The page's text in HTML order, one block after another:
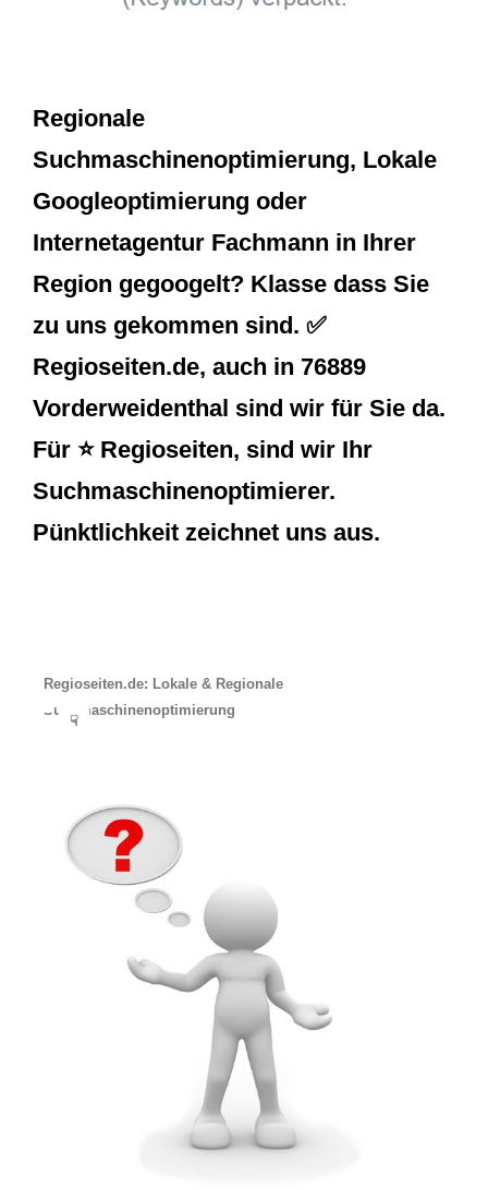
Regionale
Suchmaschinenoptimierung, Lokale
Googleoptimierung oder
Internetagentur Fachmann in Ihrer
Region gegoogelt? Klasse dass Sie
zu uns gekommen sind. ✅
Regioseiten.de, auch in 76889
Vorderweidenthal sind wir für Sie da.
Für ⭐ Regioseiten, sind wir Ihr
Suchmaschinenoptimierer.
Pünktlichkeit zeichnet uns aus.
Regioseiten.de: Lokale & Regionale
Suchmaschinenoptimierung
☟